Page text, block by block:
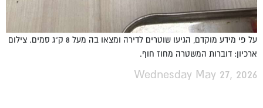
על פי מידע מוקדם, הגיעו שוטרים לדירה ומצאו בה מעל 8 ק"ג סמים. צילום
ארכיון: דוברות המשטרה מחוז חוף.
Wednesday May 27, 2026